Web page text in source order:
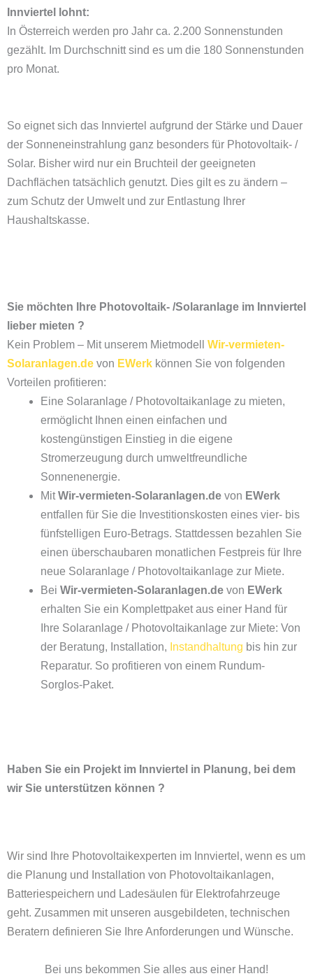
Innviertel lohnt:
In Österreich werden pro Jahr ca. 2.200 Sonnenstunden
gezählt. Im Durchschnitt sind es um die 180 Sonnenstunden
pro Monat.
So eignet sich das Innviertel aufgrund der Stärke und Dauer
der Sonneneinstrahlung ganz besonders für Photovoltaik- /
Solar. Bisher wird nur ein Bruchteil der geeigneten
Dachflächen tatsächlich genutzt. Dies gilt es zu ändern –
zum Schutz der Umwelt und zur Entlastung Ihrer
Haushaltskasse.
Sie möchten Ihre Photovoltaik- /Solaranlage im Innviertel
lieber mieten ?
Kein Problem – Mit unserem Mietmodell Wir-vermieten-
Solaranlagen.de von EWerk können Sie von folgenden
Vorteilen profitieren:
Eine Solaranlage / Photovoltaikanlage zu mieten,
ermöglicht Ihnen einen einfachen und
kostengünstigen Einstieg in die eigene
Stromerzeugung durch umweltfreundliche
Sonnenenergie.
MitWir-vermieten-Solaranlagen.de von EWerk
entfallen für Sie die Investitionskosten eines vier- bis
fünfstelligen Euro-Betrags. Stattdessen bezahlen Sie
einen überschaubaren monatlichen Festpreis für Ihre
neue Solaranlage / Photovoltaikanlage zur Miete.
Bei Wir-vermieten-Solaranlagen.de von EWerk
erhalten Sie ein Komplettpaket aus einer Hand für
Ihre Solaranlage / Photovoltaikanlage zur Miete: Von
der Beratung, Installation, Instandhaltung bis hin zur
Reparatur. So profitieren von einem Rundum-
Sorglos-Paket.
Haben Sie ein Projekt im Innviertel in Planung, bei dem
wir Sie unterstützen können ?
Wir sind Ihre Photovoltaikexperten im Innviertel, wenn es um
die Planung und Installation von Photovoltaikanlagen,
Batteriespeichern und Ladesäulen für Elektrofahrzeuge
geht. Zusammen mit unseren ausgebildeten, technischen
Beratern definieren Sie Ihre Anforderungen und Wünsche.
Bei uns bekommen Sie alles aus einer Hand!